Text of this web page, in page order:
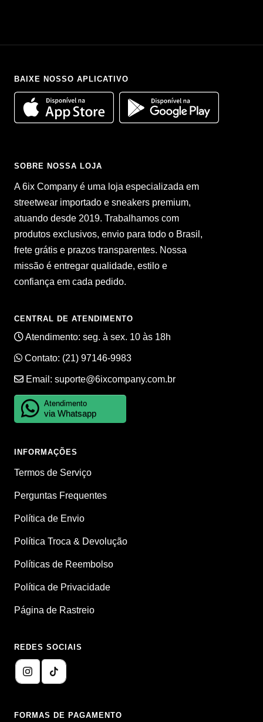
BAIXE NOSSO APLICATIVO
SOBRE NOSSA LOJA
A 6ix Company é uma loja especializada em
streetwear importado e sneakers premium,
atuando desde 2019. Trabalhamos com
produtos exclusivos, envio para todo o Brasil,
frete grátis e prazos transparentes. Nossa
missão é entregar qualidade, estilo e
confiança em cada pedido.
CENTRAL DE ATENDIMENTO
Atendimento: seg. à sex. 10 às 18h
Contato: (21) 97146-9983
Email: suporte@6ixcompany.com.br
Atendimento
via Whatsapp
INFORMAÇÕES
Termos de Serviço
Perguntas Frequentes
Política de Envio
Política Troca & Devolução
Políticas de Reembolso
Política de Privacidade
Página de Rastreio
REDES SOCIAIS
FORMAS DE PAGAMENTO